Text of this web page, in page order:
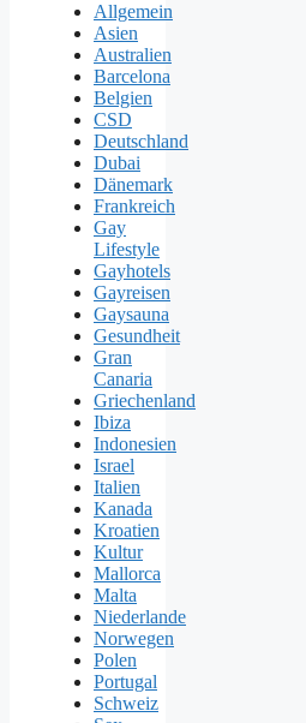
Allgemein
Asien
Australien
Barcelona
Belgien
CSD
Deutschland
Dubai
Dänemark
Frankreich
Gay
Lifestyle
Gayhotels
Gayreisen
Gaysauna
Gesundheit
Gran
Canaria
Griechenland
Ibiza
Indonesien
Israel
Italien
Kanada
Kroatien
Kultur
Mallorca
Malta
Niederlande
Norwegen
Polen
Portugal
Schweiz